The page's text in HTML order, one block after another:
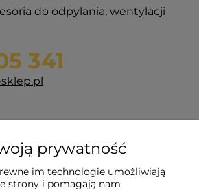
do odpylania, wentylacji
341
prywatność
im technologie umożliwiają
strony i pomagają nam